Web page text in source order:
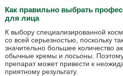
Как правильно выбрать
для лица
К выбору специализированной
со всей серьезностью, поскольку
значительно большее количество
обычные кремы и лосьоны.
препарат может привести к
приятному результату.